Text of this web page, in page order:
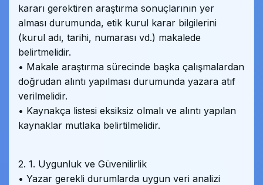
kararı gerektiren araştırma sonuçlarının yer
alması durumunda, etik kurul karar bilgilerini
(kurul adı, tarihi, numarası vd.) makalede
belirtmelidir.
• Makale araştırma sürecinde başka çalışmalardan
doğrudan alıntı yapılması durumunda yazara atıf
verilmelidir.
• Kaynakça listesi eksiksiz olmalı ve alıntı yapılan
kaynaklar mutlaka belirtilmelidir.
2. 1. Uygunluk ve Güvenilirlik
• Yazar gerekli durumlarda uygun veri analizi